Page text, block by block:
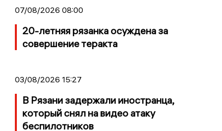
07/08/2026 08:00
20-летняя рязанка осуждена за
совершение теракта
03/08/2026 15:27
В Рязани задержали иностранца,
который снял на видео атаку
беспилотников